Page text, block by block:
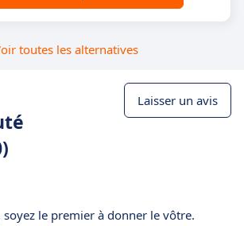
toutes les alternatives
Laisser un avis
soyez le premier à donner le vôtre.